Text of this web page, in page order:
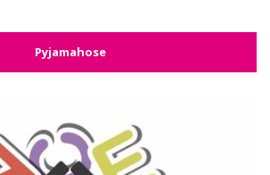
Pyjamahose